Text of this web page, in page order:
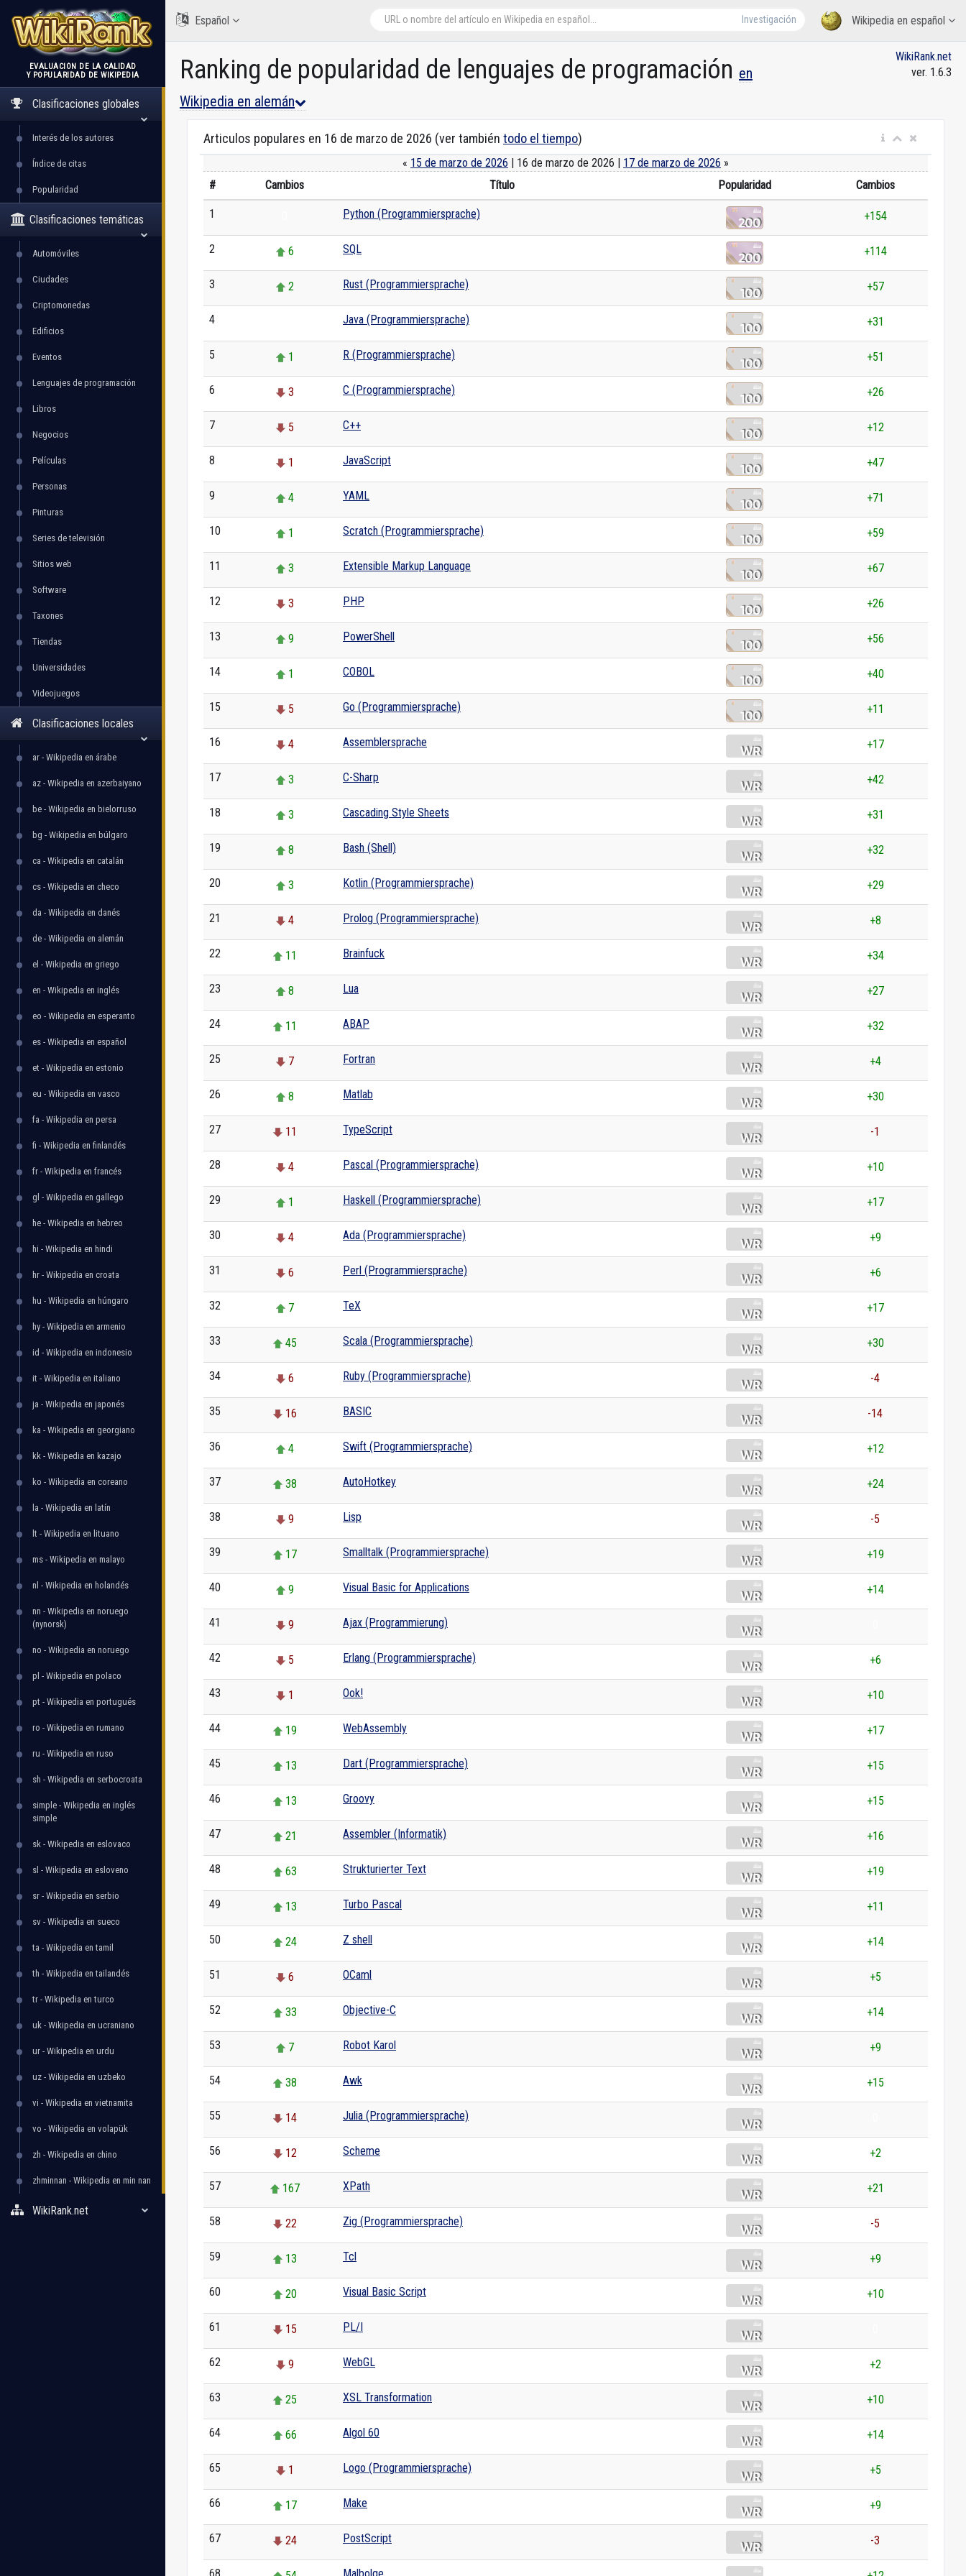
WikiRank
EVALUACIÓN DE LA CALIDAD
Y POPULARIDAD DE WIKIPEDIA
Clasificaciones globales
Interés de los autores
Índice de citas
Popularidad
Clasificaciones temáticas
Automóviles
Ciudades
Criptomonedas
Edificios
Eventos
Lenguajes de programación
Libros
Negocios
Películas
Personas
Pinturas
Series de televisión
Sitios web
Software
Taxones
Tiendas
Universidades
Videojuegos
Clasificaciones locales
ar - Wikipedia en árabe
az - Wikipedia en azerbaiyano
be - Wikipedia en bielorruso
bg - Wikipedia en búlgaro
ca - Wikipedia en catalán
cs - Wikipedia en checo
da - Wikipedia en danés
de - Wikipedia en alemán
el - Wikipedia en griego
en - Wikipedia en inglés
eo - Wikipedia en esperanto
es - Wikipedia en español
et - Wikipedia en estonio
eu - Wikipedia en vasco
fa - Wikipedia en persa
fi - Wikipedia en finlandés
fr - Wikipedia en francés
gl - Wikipedia en gallego
he - Wikipedia en hebreo
hi - Wikipedia en hindi
hr - Wikipedia en croata
hu - Wikipedia en húngaro
hy - Wikipedia en armenio
id - Wikipedia en indonesio
it - Wikipedia en italiano
ja - Wikipedia en japonés
ka - Wikipedia en georgiano
kk - Wikipedia en kazajo
ko - Wikipedia en coreano
la - Wikipedia en latín
lt - Wikipedia en lituano
ms - Wikipedia en malayo
nl - Wikipedia en holandés
nn - Wikipedia en noruego
(nynorsk)
no - Wikipedia en noruego
pl - Wikipedia en polaco
pt - Wikipedia en portugués
ro - Wikipedia en rumano
ru - Wikipedia en ruso
sh - Wikipedia en serbocroata
simple - Wikipedia en inglés
simple
sk - Wikipedia en eslovaco
sl - Wikipedia en esloveno
sr - Wikipedia en serbio
sv - Wikipedia en sueco
ta - Wikipedia en tamil
th - Wikipedia en tailandés
tr - Wikipedia en turco
uk - Wikipedia en ucraniano
ur - Wikipedia en urdu
uz - Wikipedia en uzbeko
vi - Wikipedia en vietnamita
vo - Wikipedia en volapük
zh - Wikipedia en chino
zhminnan - Wikipedia en min nan
WikiRank.net
Wikipedia en español
Investigación
Español
Ranking de popularidad de lenguajes de programación en
Wikipedia en alemán
WikiRank.net
ver. 1.6.3
Articulos populares en 16 de marzo de 2026 (ver también todo el tiempo)
« 15 de marzo de 2026 | 16 de marzo de 2026 | 17 de marzo de 2026 »
#
Cambios Título Popularidad Cambios
1 Python (Programmiersprache) +154
2 6 SQL +114
3 2 Rust (Programmiersprache) +57
4 Java (Programmiersprache) +31
5 1 R (Programmiersprache) +51
6 3 C (Programmiersprache) +26
7 5 C++ +12
8 1 JavaScript +47
9 4 YAML +71
10 1 Scratch (Programmiersprache) +59
11 3 Extensible Markup Language +67
12 3 PHP +26
13 9 PowerShell +56
14 1 COBOL +40
15 5 Go (Programmiersprache) +11
16 4 Assemblersprache +17
17 3 C-Sharp +42
18 3 Cascading Style Sheets +31
19 8 Bash (Shell) +32
20 3 Kotlin (Programmiersprache) +29
21 4 Prolog (Programmiersprache) +8
22 11 Brainfuck +34
23 8 Lua +27
24 11 ABAP +32
25 7 Fortran +4
26 8 Matlab +30
27 11 TypeScript -1
28 4 Pascal (Programmiersprache) +10
29 1 Haskell (Programmiersprache) +17
30 4 Ada (Programmiersprache) +9
31 6 Perl (Programmiersprache) +6
32 7 TeX +17
33 45 Scala (Programmiersprache) +30
34 6 Ruby (Programmiersprache) -4
35 16 BASIC -14
36 4 Swift (Programmiersprache) +12
37 38 AutoHotkey +24
38 9 Lisp -5
39 17 Smalltalk (Programmiersprache) +19
40 9 Visual Basic for Applications +14
41 9 Ajax (Programmierung)
42 5 Erlang (Programmiersprache) +6
43 1 Ook! +10
44 19 WebAssembly +17
45 13 Dart (Programmiersprache) +15
46 13 Groovy +15
47 21 Assembler (Informatik) +16
48 63 Strukturierter Text +19
49 13 Turbo Pascal +11
50 24 Z shell +14
51 6 OCaml +5
52 33 Objective-C +14
53 7 Robot Karol +9
54 38 Awk +15
55 14 Julia (Programmiersprache)
56 12 Scheme +2
57 167 XPath +21
58 22 Zig (Programmiersprache) -5
59 13 Tcl +9
60 20 Visual Basic Script +10
61 15 PL/I
62 9 WebGL +2
63 25 XSL Transformation +10
64 66 Algol 60 +14
65 1 Logo (Programmiersprache) +5
66 17 Make +9
67 24 PostScript -3